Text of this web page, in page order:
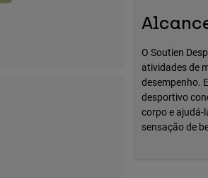
O Soutien
atividades de
desempenho.
desportivo
corpo e ajudá-
sensação de